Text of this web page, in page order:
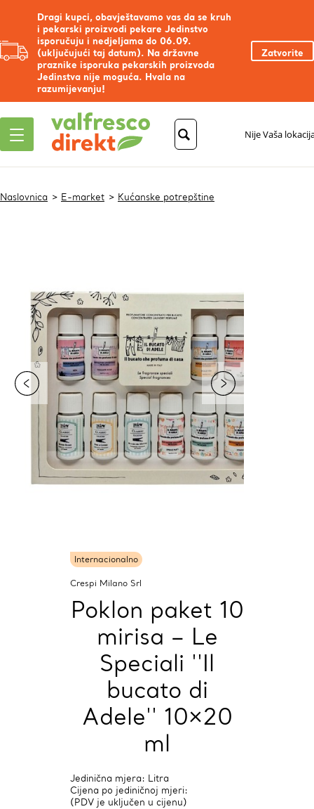
Dragi kupci, obavještavamo vas da se kruh
i pekarski proizvodi pekare Jedinstvo
isporučuju i nedjeljama do 06.09.
(uključujući taj datum). Na državne
praznike isporuka pekarskih proizvoda
Jedinstva nije moguća. Hvala na
razumijevanju!
Zatvorite
Nije Vaša
Naslovnica E-market Kućanske potrepštine
Internacionalno
Crespi Milano Srl
Poklon paket 10
mirisa – Le
Speciali ''Il
bucato di
Adele'' 10×20
ml
Jedinična mjera: Litra
Cijena po jediničnoj mjeri:
(PDV je uključen u cijenu)